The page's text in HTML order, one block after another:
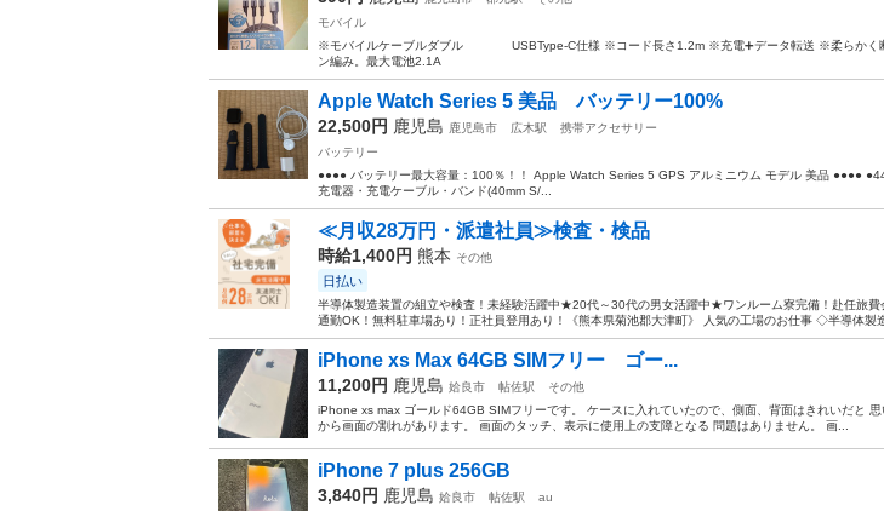
モバイル
※モバイルケーブルダブル USBType-C仕様 ※コード長さ1.2m ※充電➕データ転送 ※柔らかく断
ン編み。最大電池2.1A
Apple Watch Series 5 美品 バッテリー100%
22,500円 鹿児島 鹿児島市 広木駅
携帯アクセサリー
バッテリー
●●●● バッテリー最大容量：100％！！ Apple Watch Series 5 GPS アルミニウム モデル 美品 ●●●●
充電器・充電ケーブル・バンド(40mm S/...
≪月収28万円・派遣社員≫検査・検品
時給1,400円 熊本 その他
日払い
半導体製造装置の組立や検査！未経験活躍中★20代～30代の男女活躍中★ワンルーム寮完備！赴任旅費
通勤OK！無料駐車場あり！正社員登用あり！《熊本県菊池郡大津町》 人気の工場のお仕事 ◇半導体製
iPhone xs Max 64GB SIMフリー ゴー...
11,200円 鹿児島 姶良市 帖佐駅
その他
iPhone xs max ゴールド64GB SIMフリーです。 ケースに入れていたので、側面、背面はきれいだと
から画面の割れがあります。 画面のタッチ、表示に使用上の支障となる 問題はありません。 画...
iPhone 7 plus 256GB
3,840円 鹿児島 姶良市 帖佐駅
au